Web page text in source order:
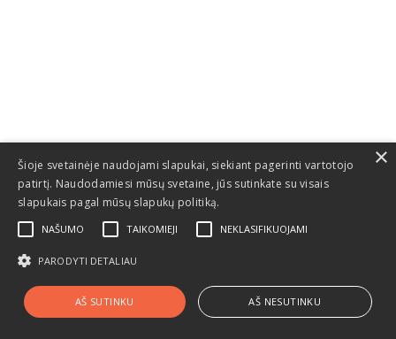
© 2026 Dakaras.
Šioje svetainėje naudojami slapukai, siekiant pagerinti vartotojo
patirtį. Naudodamiesi mūsų svetaine, jūs sutinkate su visais
slapukais pagal mūsų slapukų politiką.
NAŠUMO TAIKOMIEJI NEKLASIFIKUOJAMI
PARODYTI DETALIAU
AŠ SUTINKU AŠ NESUTINKU
×